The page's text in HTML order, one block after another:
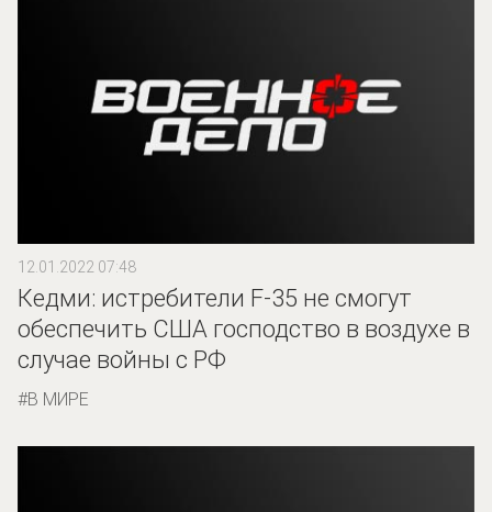
12.01.2022 07:48
Кедми: истребители F-35 не смогут
обеспечить США господство в воздухе в
случае войны с РФ
В МИРЕ